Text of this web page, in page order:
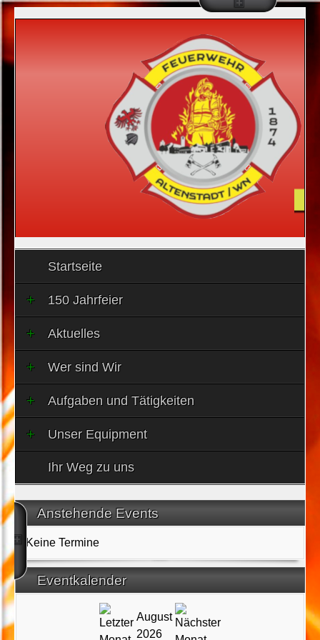
Startseite
150 Jahrfeier
Aktuelles
Wer sind Wir
Aufgaben und Tätigkeiten
Unser Equipment
Ihr Weg zu uns
Anstehende Events
Keine Termine
Eventkalender
August
2026